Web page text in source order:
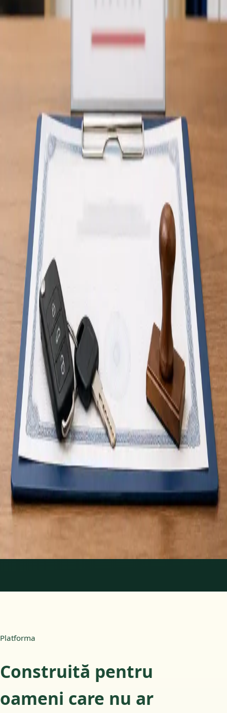
De la
consultație
Consultație de Sănătate pentru Călători
Călătoriți în străinătate? Medicii noștri, înregistrați la Ordinul
Medicilor, evaluează riscurile specifice destinației și vă
sfătuiesc cu privire la vaccinare și profilaxie, prin
videoconferință securizată. Programați-vă acum.
15 min
Aflați mai multe : Consultație de Sănătate pentru Călători
Rezervă consultație
General
Certificat Medical pentru Permisul de Conducere
Evaluare medicală online pentru certificatul de aptitudine
pentru conducere, Grupa 1 și Grupa 2. Medic înregistrat la
Ordinul Medicilor, document acceptat de IMT. Programați-vă
acum.
De la
€30
Durată
15 min
Aflați mai multe:Certificat Medical pentru Permisul de
Platforma
Construită pentru
oameni care nu ar